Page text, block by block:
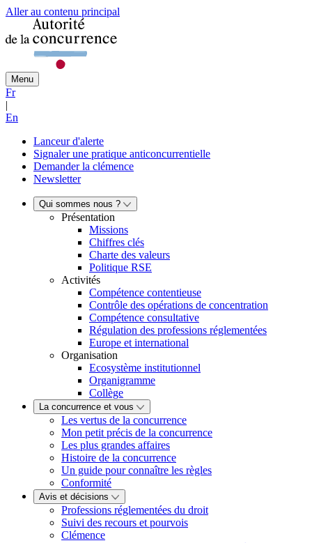
Aller au contenu principal
Menu
Fr
|
En
Lanceur d'alerte
Signaler une pratique anticoncurrentielle
Demander la clémence
Newsletter
Qui sommes nous ?
Présentation
Missions
Chiffres clés
Charte des valeurs
Politique RSE
Activités
Compétence contentieuse
Contrôle des opérations de concentration
Compétence consultative
Régulation des professions réglementées
Europe et international
Organisation
Ecosystème institutionnel
Organigramme
Collège
La concurrence et vous
Les vertus de la concurrence
Mon petit précis de la concurrence
Les plus grandes affaires
Histoire de la concurrence
Un guide pour connaître les règles
Conformité
Avis et décisions
Professions réglementées du droit
Suivi des recours et pourvois
Clémence